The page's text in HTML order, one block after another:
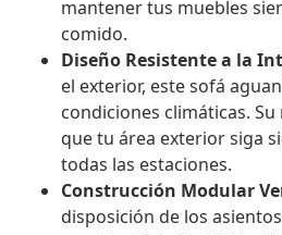
mantener tus muebles
comido.
Diseño Resistente a la
el exterior, este sofá
condiciones climáticas.
que tu área exterior siga
todas las estaciones.
Construcción Modular
disposición de los